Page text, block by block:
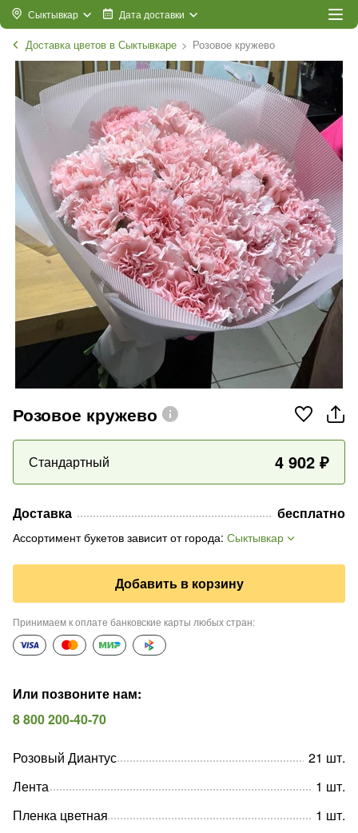
Сыктывкар Дата доставки
Доставка цветов в Сыктывкаре Розовое кружево
Розовое кружево
Стандартный 4 902 ₽
Доставка бесплатно
Ассортимент букетов зависит от города: Сыктывкар
Добавить в корзину
Принимаем к оплате банковские карты любых стран:
Или позвоните нам:
8 800 200-40-70
Розовый Диантус 21 шт.
Лента
1 шт.
Пленка цветная
1 шт.